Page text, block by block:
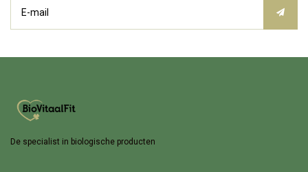
De specialist in biologische producten